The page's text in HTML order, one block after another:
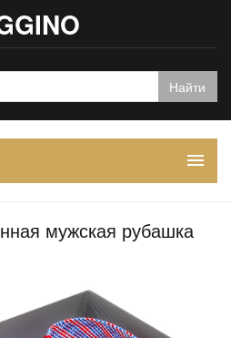
мужская рубашка